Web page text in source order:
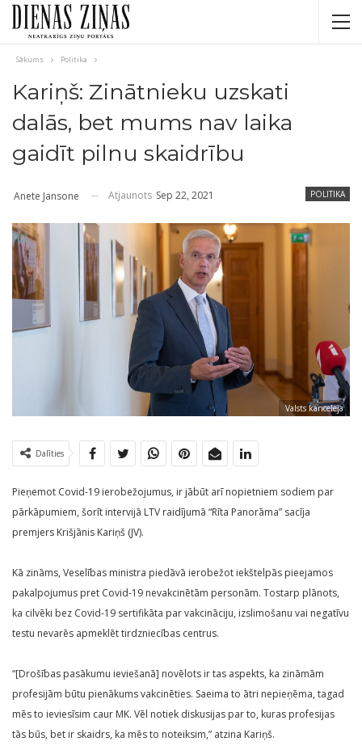
Sākums Politika
Kariņš: Zinātnieku uzskati
dalās, bet mums nav laika
gaidīt pilnu skaidrību
POLITIKA
Anete Jansone Atjaunots Sep 22, 2021
Valsts kanceleja
Dalīties
Pieņemot Covid-19 ierobežojumus, ir jābūt arī nopietniem sodiem par
pārkāpumiem, šorīt intervijā LTV raidījumā “Rīta Panorāma” sacīja
premjers Krišjānis Kariņš (JV).
Kā zināms, Veselības ministra piedāvā ierobežot iekštelpās pieejamos
pakalpojumus pret Covid-19 nevakcinētām personām. Tostarp plānots,
ka cilvēki bez Covid-19 sertifikāta par vakcināciju, izslimošanu vai negatīvu
testu nevarēs apmeklēt tirdzniecības centrus.
“[Drošības pasākumu ieviešanā] novēlots ir tas aspekts, ka zināmām
profesijām būtu pienākums vakcinēties. Saeima to ātri nepieņēma, tagad
mēs to ieviesīsim caur MK. Vēl notiek diskusijas par to, kuras profesijas
tās būs, bet ir skaidrs, ka mēs to noteiksim,” atzina Kariņš.